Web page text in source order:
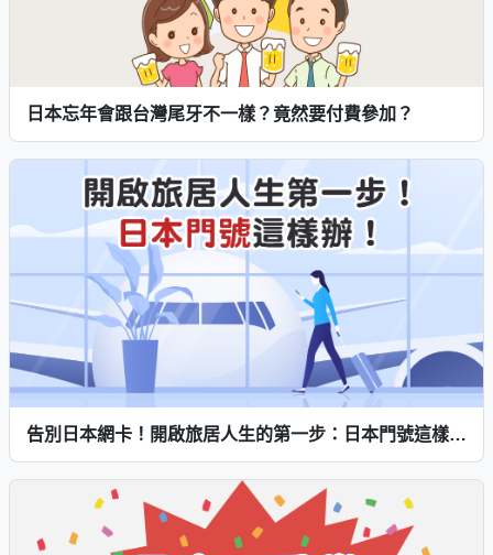
日本忘年會跟台灣尾牙不一樣？竟然要付費參加？
告別日本網卡！開啟旅居人生的第一步：日本門號這樣辦最簡單！